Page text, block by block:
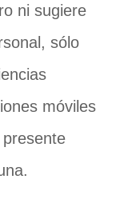
ni sugiere
sólo
móviles